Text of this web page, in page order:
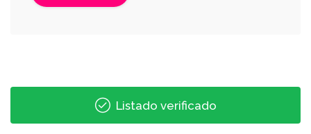
Listado verificado